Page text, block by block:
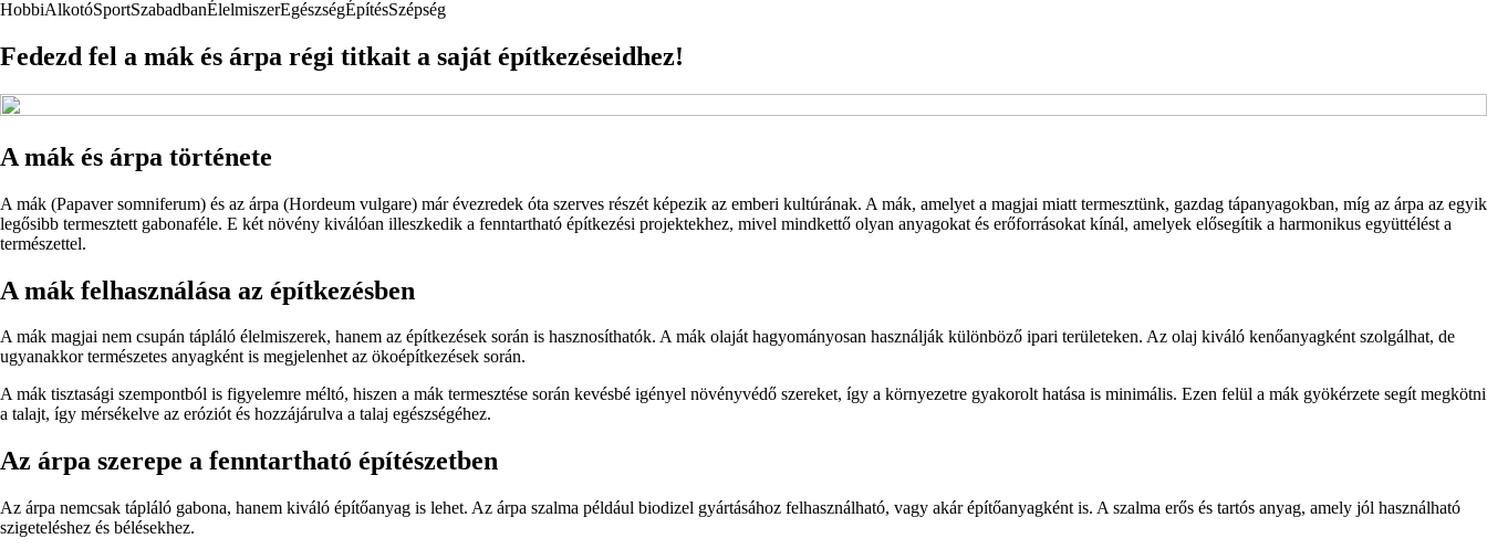
HobbiAlkotóSportSzabadbanÉlelmiszerEgészségÉpítésSzépség
Fedezd fel a mák és árpa régi titkait a saját építkezéseidhez!
A mák és árpa története
A mák (Papaver somniferum) és az árpa (Hordeum vulgare) már évezredek óta szerves részét képezik az emberi kultúrának. A mák, amelyet a magjai miatt termesztünk, gazdag tápanyagokban, míg az árpa az egyik
legősibb termesztett gabonaféle. E két növény kiválóan illeszkedik a fenntartható építkezési projektekhez, mivel mindkettő olyan anyagokat és erőforrásokat kínál, amelyek elősegítik a harmonikus együttélést a
természettel.
A mák felhasználása az építkezésben
A mák magjai nem csupán tápláló élelmiszerek, hanem az építkezések során is hasznosíthatók. A mák olaját hagyományosan használják különböző ipari területeken. Az olaj kiváló kenőanyagként szolgálhat, de
ugyanakkor természetes anyagként is megjelenhet az ökoépítkezések során.
A mák tisztasági szempontból is figyelemre méltó, hiszen a mák termesztése során kevésbé igényel növényvédő szereket, így a környezetre gyakorolt hatása is minimális. Ezen felül a mák gyökérzete segít megkötni
a talajt, így mérsékelve az eróziót és hozzájárulva a talaj egészségéhez.
Az árpa szerepe a fenntartható építészetben
Az árpa nemcsak tápláló gabona, hanem kiváló építőanyag is lehet. Az árpa szalma például biodizel gyártásához felhasználható, vagy akár építőanyagként is. A szalma erős és tartós anyag, amely jól használható
szigeteléshez és bélésekhez.